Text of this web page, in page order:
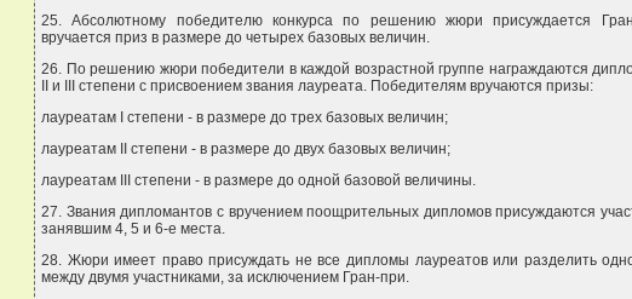
25. Абсолютному победителю конкурса по решению жюри присуждается
вручается приз в размере до четырех базовых величин.
26. По решению жюри победители в каждой возрастной группе награждаются
II и III степени с присвоением звания лауреата. Победителям вручаются призы:
лауреатам I степени - в размере до трех базовых величин;
лауреатам II степени - в размере до двух базовых величин;
лауреатам III степени - в размере до одной базовой величины.
27. Звания дипломантов с вручением поощрительных дипломов присуждаются
занявшим 4, 5 и 6-е места.
28. Жюри имеет право присуждать не все дипломы лауреатов или разделить
между двумя участниками, за исключением Гран-при.